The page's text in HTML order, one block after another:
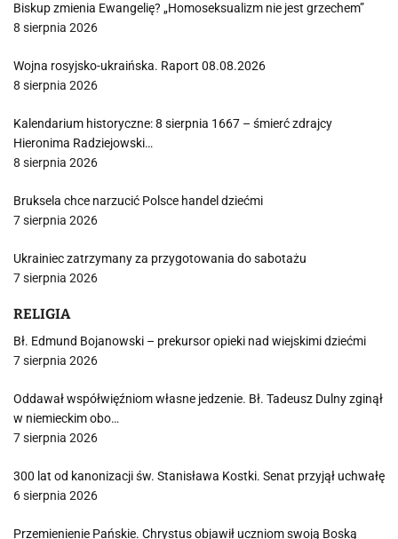
Biskup zmienia Ewangelię? „Homoseksualizm nie jest grzechem”
8 sierpnia 2026
Wojna rosyjsko-ukraińska. Raport 08.08.2026
8 sierpnia 2026
Kalendarium historyczne: 8 sierpnia 1667 – śmierć zdrajcy
Hieronima Radziejowski…
8 sierpnia 2026
Bruksela chce narzucić Polsce handel dziećmi
7 sierpnia 2026
Ukrainiec zatrzymany za przygotowania do sabotażu
7 sierpnia 2026
RELIGIA
Bł. Edmund Bojanowski – prekursor opieki nad wiejskimi dziećmi
7 sierpnia 2026
Oddawał współwięźniom własne jedzenie. Bł. Tadeusz Dulny zginął
w niemieckim obo…
7 sierpnia 2026
300 lat od kanonizacji św. Stanisława Kostki. Senat przyjął uchwałę
6 sierpnia 2026
Przemienienie Pańskie. Chrystus objawił uczniom swoją Boską